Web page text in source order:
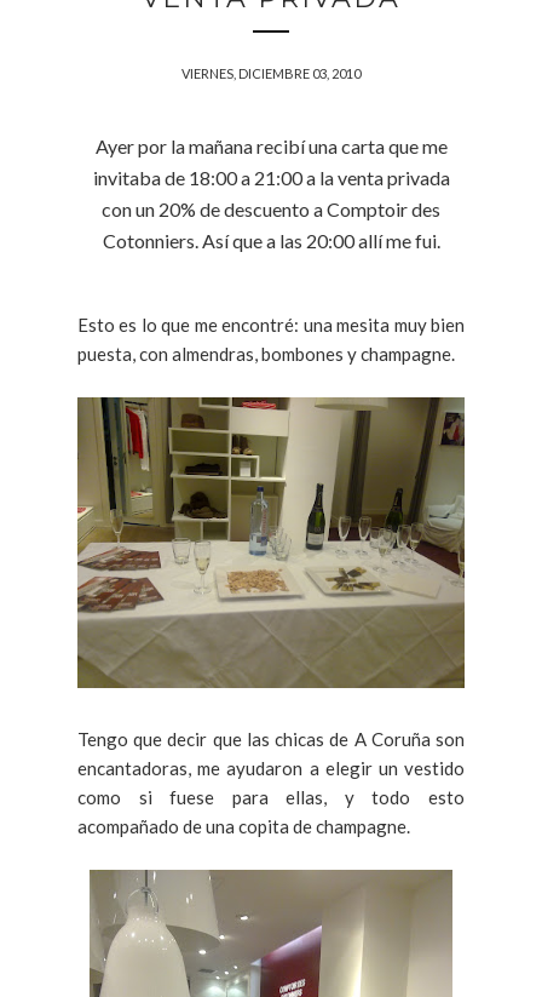
VIERNES, DICIEMBRE 03, 2010
Ayer por la mañana recibí una carta que me
invitaba de 18:00 a 21:00 a la venta privada
con un 20% de descuento a Comptoir des
Cotonniers. Así que a las 20:00 allí me fui.
Esto es lo que me encontré: una mesita muy bien
puesta, con almendras, bombones y champagne.
Tengo que decir que las chicas de A Coruña son
encantadoras, me ayudaron a elegir un vestido
como si fuese para ellas, y todo esto
acompañado de una copita de champagne.